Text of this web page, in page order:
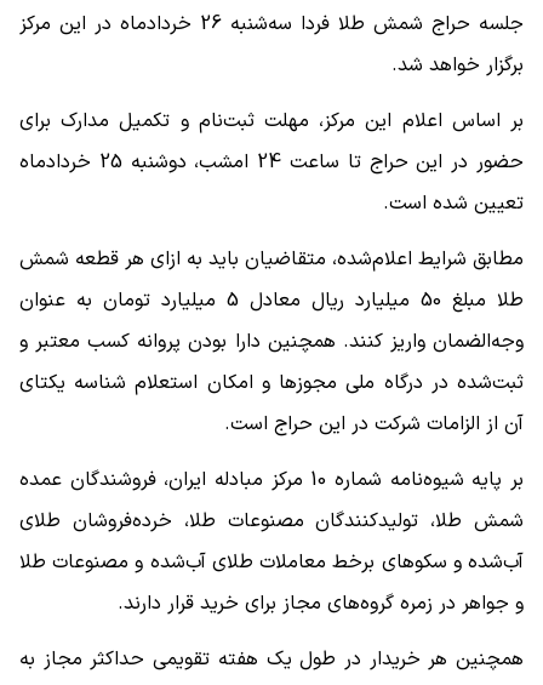
جلسه حراج شمش طلا فردا سه‌شنبه 26 خردادماه در این مرکز
برگزار خواهد شد.
بر اساس اعلام این مرکز، مهلت ثبت‌نام و تکمیل مدارک برای
حضور در این حراج تا ساعت 24 امشب، دوشنبه 25 خردادماه
تعیین شده است.
مطابق شرایط اعلام‌شده، متقاضیان باید به ازای هر قطعه شمش
طلا مبلغ 50 میلیارد ریال معادل 5 میلیارد تومان به عنوان
وجه‌الضمان واریز کنند. همچنین دارا بودن پروانه کسب معتبر و
ثبت‌شده در درگاه ملی مجوزها و امکان استعلام شناسه یکتای
آن از الزامات شرکت در این حراج است.
بر پایه شیوه‌نامه شماره 10 مرکز مبادله ایران، فروشندگان عمده
شمش طلا، تولیدکنندگان مصنوعات طلا، خرده‌فروشان طلای
آب‌شده و سکوهای برخط معاملات طلای آب‌شده و مصنوعات طلا
و جواهر در زمره گروه‌های مجاز برای خرید قرار دارند.
همچنین هر خریدار در طول یک هفته تقویمی حداکثر مجاز به